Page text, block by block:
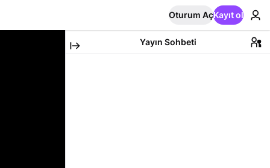
Oturum AçKayıt ol
Yayın Sohbeti